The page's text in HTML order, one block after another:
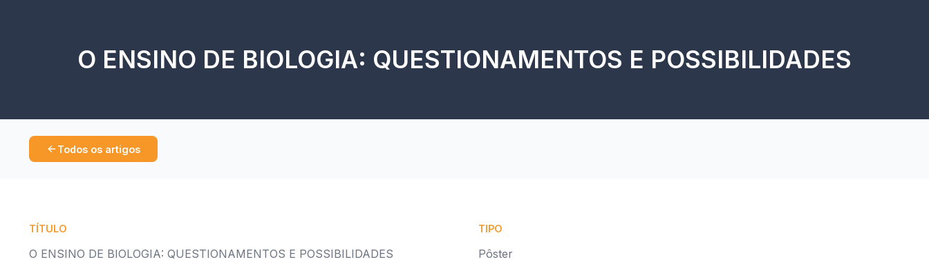
O ENSINO DE BIOLOGIA: QUESTIONAMENTOS E POSSIBILIDADES
Todos os artigos
TÍTULO
O ENSINO DE BIOLOGIA: QUESTIONAMENTOS E POSSIBILIDADES
TIPO
Pôster